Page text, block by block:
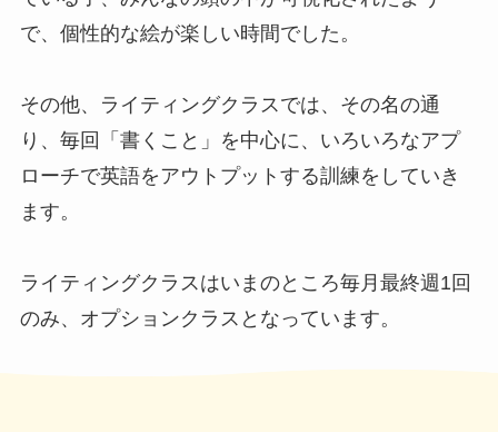
で、個性的な絵が楽しい時間でした。
その他、ライティングクラスでは、その名の通
り、毎回「書くこと」を中心に、いろいろなアプ
ローチで英語をアウトプットする訓練をしていき
ます。
ライティングクラスはいまのところ毎月最終週1回
のみ、オプションクラスとなっています。